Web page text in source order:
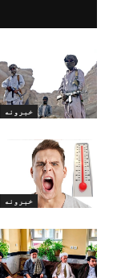
خبرونه
خبرونه